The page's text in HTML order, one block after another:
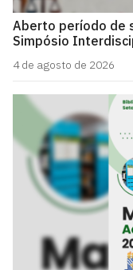
Aberto período de
Simpósio
4 de agosto de 2026